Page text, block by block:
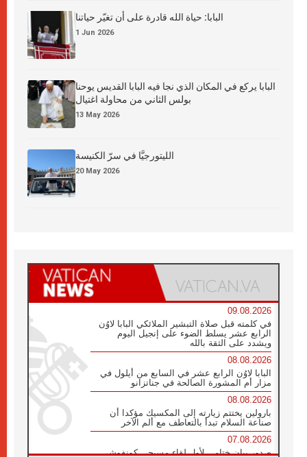
البابا: حياة الله قادرة على أن تغيّر حياتنا
1 Jun 2026
البابا يركع في المكان الذي نجا فيه البابا القديس يوحنا
بولس الثاني من محاولة اغتيال
13 May 2026
الليتورجيَّا في سرّ الكنيسة
20 May 2026
09.08.2026
في كلمته قبل صلاة التبشير الملائكي البابا لاوُن
الرابع عشر يسلط الضوء على إنجيل اليوم
ويشدد على الثقة بالله
08.08.2026
البابا لاوُن الرابع عشر في السابع من أيلول في
مزار أم المشورة الصالحة في جناتزانو
08.08.2026
بارولين يختتم زيارته إلى المكسيك مؤكدا أن
صناعة السلام تبدأ بالتعاطف مع ألم الآخر
07.08.2026
صدور بيان ختامي لأول لقاء مسيحي كونفوشي